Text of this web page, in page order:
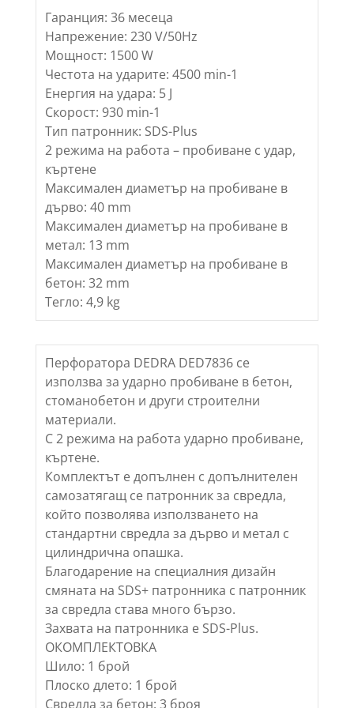
Гаранция: 36 месеца
Напрежение: 230 V/50Hz
Мощност: 1500 W
Честота на ударите: 4500 min-1
Енергия на удара: 5 J
Скорост: 930 min-1
Тип патронник: SDS-Plus
2 режима на работа – пробиване с удар,
къртене
Максимален диаметър на пробиване в
дърво: 40 mm
Максимален диаметър на пробиване в
метал: 13 mm
Максимален диаметър на пробиване в
бетон: 32 mm
Тегло: 4,9 kg
Перфоратора DEDRA DED7836 се
използва за ударно пробиване в бетон,
стоманобетон и други строителни
материали.
С 2 режима на работа ударно пробиване,
къртене.
Комплектът е допълнен с допълнителен
самозатягащ се патронник за свредла,
който позволява използването на
стандартни свредла за дърво и метал с
цилиндрична опашка.
Благодарение на специалния дизайн
смяната на SDS+ патронника с патронник
за свредла става много бързо.
Захвата на патронника е SDS-Plus.
ОКОМПЛЕКТОВКА
Шило: 1 брой
Плоско длето: 1 брой
Свредла за бетон: 3 броя